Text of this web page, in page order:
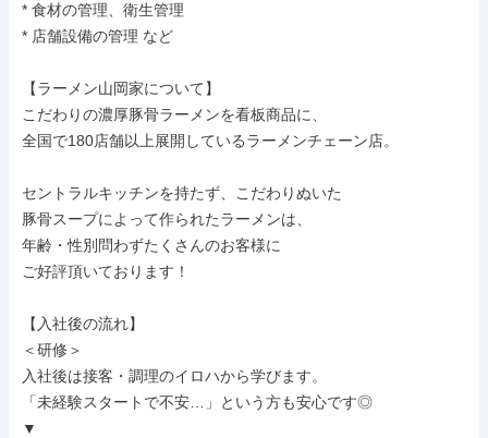
* 食材の管理、衛生管理
* 店舗設備の管理 など
【ラーメン山岡家について】
こだわりの濃厚豚骨ラーメンを看板商品に、
全国で180店舗以上展開しているラーメンチェーン店。
セントラルキッチンを持たず、こだわりぬいた
豚骨スープによって作られたラーメンは、
年齢・性別問わずたくさんのお客様に
ご好評頂いております！
【入社後の流れ】
＜研修＞
入社後は接客・調理のイロハから学びます。
「未経験スタートで不安…」という方も安心です◎
▼